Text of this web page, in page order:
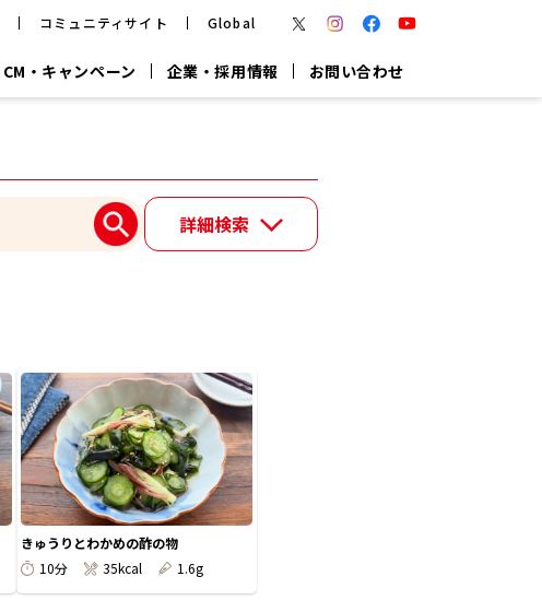
コミュニティサイト Global
CM・キャンペーン 企業・採用情報 お問い合わせ
だし粉
白だし 専用調味料 鍋つゆ
ヤマキの
割烹白だし
ジョブリターン制
詳細検索
きゅうりとわかめの酢の物
10分
35kcal 1.6g